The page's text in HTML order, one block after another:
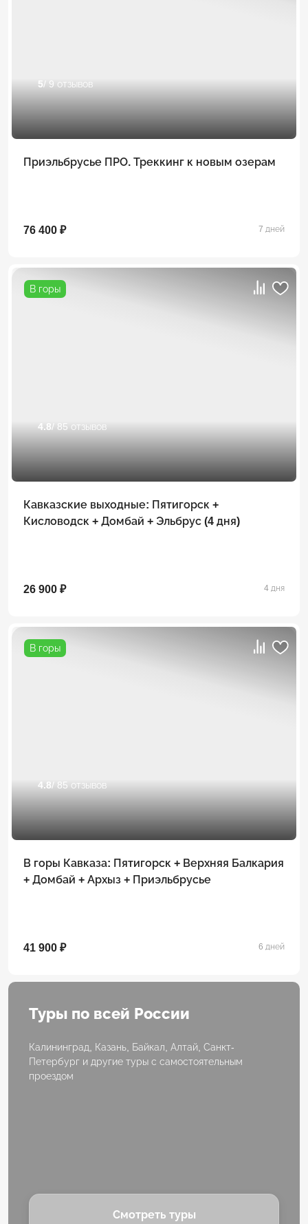
5/ 9 отзывов
Приэльбрусье ПРО. Треккинг к новым озерам
76 400 ₽ 7 дней
В горы
4.8/ 85 отзывов
Кавказские выходные: Пятигорск +
Кисловодск + Домбай + Эльбрус (4 дня)
26 900 ₽ 4 дня
В горы
4.8/ 85 отзывов
В горы Кавказа: Пятигорск + Верхняя Балкария
+ Домбай + Архыз + Приэльбрусье
41 900 ₽ 6 дней
Туры по всей России
Калининград, Казань, Байкал, Алтай, Санкт-
Петербург и другие туры с самостоятельным
проездом
Смотреть туры